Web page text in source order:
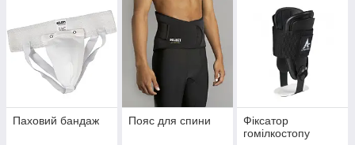
Паховий бандаж Пояс для спини
Фіксатор
гомілкостопу